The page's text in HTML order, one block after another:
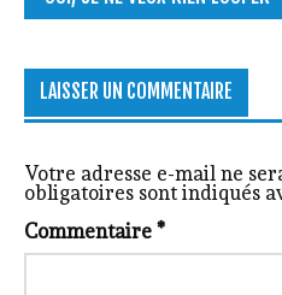
LAISSER UN COMMENTAIRE
Votre adresse e-mail ne
obligatoires sont indiqués
Commentaire*